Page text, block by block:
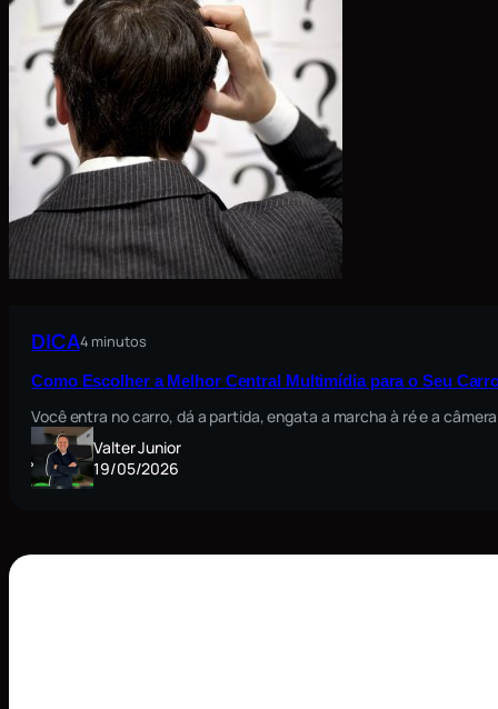
DICA4 minutos
Como Escolher a Melhor Central Multimídia para o Seu
Você entra no carro, dá a partida, engata a marcha à ré e a
Valter Junior
19/05/2026